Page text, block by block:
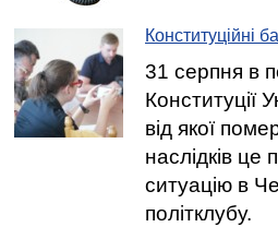
Конституційні
31 серпня в
Конституції
від якої
наслідків це
ситуацію в
політклубу.